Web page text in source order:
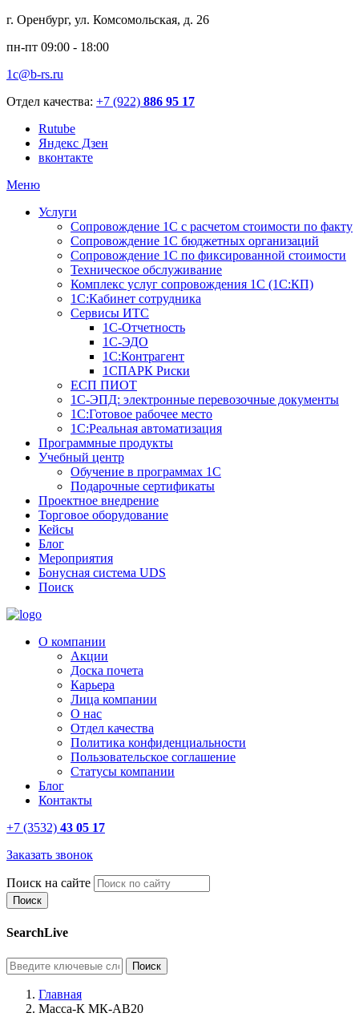
г. Оренбург, ул. Комсомольская, д. 26
пн-пт 09:00 - 18:00
1c@b-rs.ru
Отдел качества: +7 (922) 886 95 17
Rutube
Яндекс Дзен
вконтакте
Меню
Услуги
Сопровождение 1С с расчетом стоимости по факту
Сопровождение 1С бюджетных организаций
Сопровождение 1С по фиксированной стоимости
Техническое обслуживание
Комплекс услуг сопровождения 1С (1С:КП)
1С:Кабинет сотрудника
Сервисы ИТС
1С-Отчетность
1С-ЭДО
1С:Контрагент
1СПАРК Риски
ЕСП ПИОТ
1С-ЭПД: электронные перевозочные документы
1С:Готовое рабочее место
1С:Реальная автоматизация
Программные продукты
Учебный центр
Обучение в программах 1С
Подарочные сертификаты
Проектное внедрение
Торговое оборудование
Кейсы
Блог
Мероприятия
Бонусная система UDS
Поиск
О компании
Акции
Доска почета
Карьера
Лица компании
О нас
Отдел качества
Политика конфиденциальности
Пользовательское соглашение
Статусы компании
Блог
Контакты
+7 (3532) 43 05 17
Заказать звонок
Поиск на сайте
SearchLive
Главная
Масса-К МК-АВ20